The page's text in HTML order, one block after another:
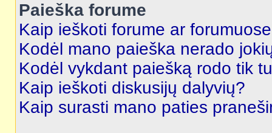
Paieška forume
Kaip ieškoti forume ar
Kodėl mano paieška nerado
Kodėl vykdant paiešką rodo tik
Kaip ieškoti diskusijų dalyvių?
Kaip surasti mano paties